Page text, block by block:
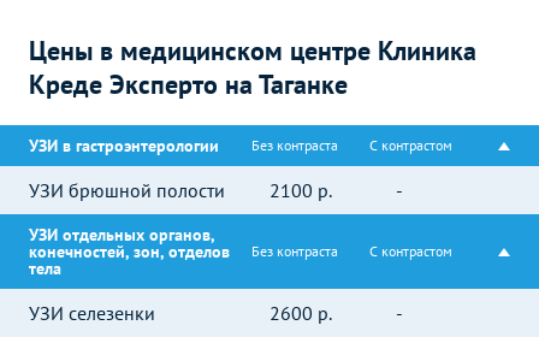
Цены в медицинском центре Клиника
Креде Эксперто на Таганке
УЗИ в гастроэнтерологии Без контраста С контрастом
УЗИ брюшной полости 2100 р. -
УЗИ отдельных органов,
конечностей, зон, отделов
тела
Без контраста С контрастом
УЗИ селезенки 2600 р.
-